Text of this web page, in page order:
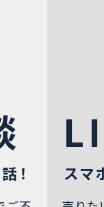
！ スマ